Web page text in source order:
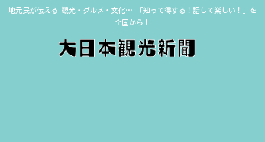
地元民が伝える 観光・グルメ・文化… 「知って得する！話して楽しい！」を
全国から！